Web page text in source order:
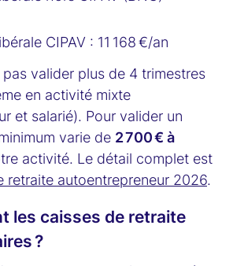
CIPAV : 11 168 €/an
valider plus de 4 trimestres
en activité mixte
et salarié). Pour valider un
varie de 2 700 € à
activité. Le détail complet est
retraite autoentrepreneur 2026.
les caisses de retraite
?